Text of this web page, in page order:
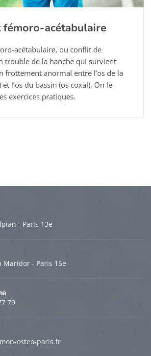
acétabulaire
acétabulaire, ou conflit de
trouble de la hanche qui survient
frottement anormal entre l’os de la
l’os du bassin (os coxal). On le
exercices pratiques.
- Paris 13e
Maridor - Paris 15e
79
osteo-paris.fr